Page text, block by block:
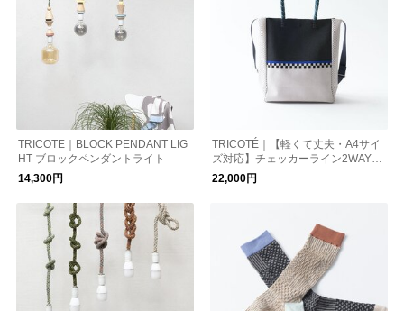
TRICOTE｜BLOCK PENDANT LIG
HT ブロックペンダントライト
14,300円
TRICOTÉ｜【軽くて丈夫・A4サイ
ズ対応】チェッカーライン2WAYト
ート
22,000円